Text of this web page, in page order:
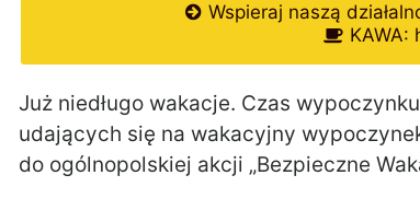
Wspieraj naszą
Już niedługo wakacje. Czas
udających się na wakacyjny
do ogólnopolskiej akcji „Bezpieczne